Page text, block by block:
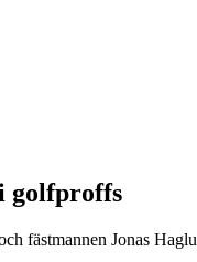
golfproffs
fästmannen Jonas